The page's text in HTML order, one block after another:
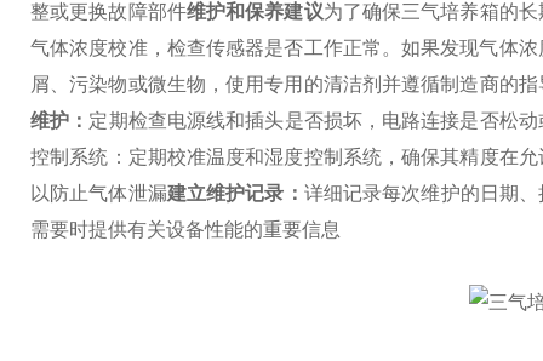
整或更换故障部件‌维护和保养建议为了确保三气培养箱的
气体浓度校准，检查传感器是否工作正常。如果发现气体
屑、污染物或微生物，使用专用的清洁剂并遵循制造商的
维护‌： 定期检查电源线和插头是否损坏，电路连接是否松
控制系统‌：定期校准温度和湿度控制系统，确保其精度在允
以防止气体泄漏‌‌建立维护记录‌： 详细记录每次维护的日期
需要时提供有关设备性能的重要信息‌